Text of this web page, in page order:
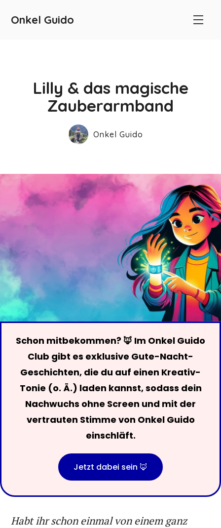
Onkel Guido
Lilly & das magische
Zauberarmband
Onkel Guido
Schon mitbekommen? 🦊 Im Onkel Guido
Club gibt es exklusive Gute-Nacht-
Geschichten, die du auf einen Kreativ-
Tonie (o. Ä.) laden kannst, sodass dein
Nachwuchs ohne Screen und mit der
vertrauten Stimme von Onkel Guido
einschläft.
Jetzt dabei sein 🦊
Habt ihr schon einmal von einem ganz